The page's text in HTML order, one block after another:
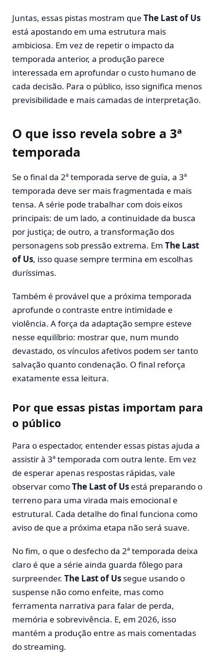
Juntas, essas pistas mostram que The Last of Us
está apostando em uma estrutura mais
ambiciosa. Em vez de repetir o impacto da
temporada anterior, a produção parece
interessada em aprofundar o custo humano de
cada decisão. Para o público, isso significa menos
previsibilidade e mais camadas de interpretação.
O que isso revela sobre a 3ª
temporada
Se o final da 2ª temporada serve de guia, a 3ª
temporada deve ser mais fragmentada e mais
tensa. A série pode trabalhar com dois eixos
principais: de um lado, a continuidade da busca
por justiça; de outro, a transformação dos
personagens sob pressão extrema. Em The Last
of Us, isso quase sempre termina em escolhas
duríssimas.
Também é provável que a próxima temporada
aprofunde o contraste entre intimidade e
violência. A força da adaptação sempre esteve
nesse equilíbrio: mostrar que, num mundo
devastado, os vínculos afetivos podem ser tanto
salvação quanto condenação. O final reforça
exatamente essa leitura.
Por que essas pistas importam para
o público
Para o espectador, entender essas pistas ajuda a
assistir à 3ª temporada com outra lente. Em vez
de esperar apenas respostas rápidas, vale
observar comoThe Last of Us está preparando o
terreno para uma virada mais emocional e
estrutural. Cada detalhe do final funciona como
aviso de que a próxima etapa não será suave.
No fim, o que o desfecho da 2ª temporada deixa
claro é que a série ainda guarda fôlego para
surpreender. The Last of Us segue usando o
suspense não como enfeite, mas como
ferramenta narrativa para falar de perda,
memória e sobrevivência. E, em 2026, isso
mantém a produção entre as mais comentadas
do streaming.